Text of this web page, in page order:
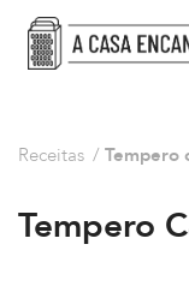
Receitas / Tempero
Tempero